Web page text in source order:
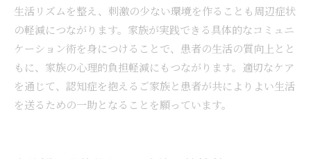
生活リズムを整え、刺激の少ない環境を作ることも周辺症状
の軽減につながります。家族が実践できる具体的なコミュニ
ケーション術を身につけることで、患者の生活の質向上とと
もに、家族の心理的負担軽減にもつながります。適切なケア
を通じて、認知症を抱えるご家族と患者が共によりよい生活
を送るための一助となることを願っています。